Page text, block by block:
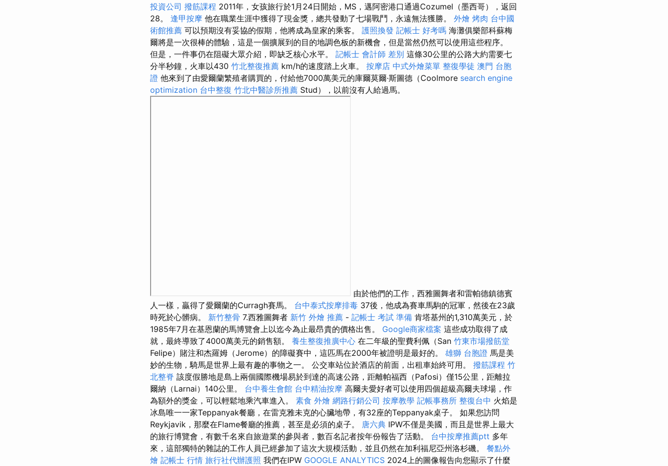
投資公司 撥筋課程 2011年，女孩旅行於1月24日開始，MS，邁阿密港口通過Cozumel（墨西哥），返回
28。 逢甲按摩 他在職業生涯中獲得了現金獎，總共發動了七場戰鬥，永遠無法獲勝。 外燴 烤肉 台中國
術館推薦 可以預期沒有妥協的假期，他將成為皇家的乘客。 護照換發 記帳士 好考嗎 海灘俱樂部科蘇梅
爾將是一次很棒的體驗，這是一個擴展到的目的地調色板的新機會，但是當然仍然可以使用這些程序。
但是，一件事仍在阻礙大眾介紹，即缺乏核心水平。 記帳士 會計師 差別 這條30公里的公路大約需要七
分半秒鐘，火車以430 竹北整復推薦 km/h的速度踏上火車。 按摩店 中式外燴菜單 整復學徒 澳門 台胞
證 他來到了由愛爾蘭繁殖者購買的，付給他7000萬美元的庫爾莫爾·斯圖德（Coolmore search engine
optimization 台中整復 竹北中醫診所推薦 Stud），以前沒有人給過馬。
由於他們的工作，西雅圖舞者和雷帕德鎮德賓
人一樣，贏得了愛爾蘭的Curragh賽馬。 台中泰式按摩排毒 37後，他成為賽車馬駒的冠軍，然後在23歲
時死於心髒病。 新竹整骨 7.西雅圖舞者 新竹 外燴 推薦 - 記帳士 考試 準備 肯塔基州的1,310萬美元，於
1985年7月在基恩蘭的馬博覽會上以迄今為止最昂貴的價格出售。 Google商家檔案 這些成功取得了成
就，最終導致了4000萬美元的銷售額。 養生整復推廣中心 在二年級的聖費利佩（San 竹東市場撥筋堂
Felipe）賭注和杰羅姆（Jerome）的障礙賽中，這匹馬在2000年被證明是最好的。 雄獅 台胞證 馬是美
妙的生物，騎馬是世界上最有趣的事物之一。 公交車站位於酒店的前面，出租車始終可用。 撥筋課程 竹
北整脊 該度假勝地是島上兩個國際機場易於到達的高速公路，距離帕福西（Pafosi）僅15公里，距離拉
爾納（Larnai）140公里。 台中養生會館 台中精油按摩 高爾夫愛好者可以使用四個超級高爾夫球場，作
為額外的獎金，可以輕鬆地乘汽車進入。 素食 外燴 網路行銷公司 按摩教學 記帳事務所 整復台中 火焰是
冰島唯一一家Teppanyak餐廳，在雷克雅未克的心臟地帶，有32座的Teppanyak桌子。 如果您訪問
Reykjavik，那麼在Flame餐廳的推薦，甚至是必須的桌子。 唐六典 IPW不僅是美國，而且是世界上最大
的旅行博覽會，有數千名來自旅遊業的參與者，數百名記者按年份報告了活動。 台中按摩推薦ptt 多年
來，這部獨特的雜誌的工作人員已經參加了這次大規模活動，並且仍然在加利福尼亞州洛杉磯。 餐點外
燴 記帳士 行情 旅行社代辦護照 我們在IPW GOOGLE ANALYTICS 2024上的圖像報告向您顯示了什麼